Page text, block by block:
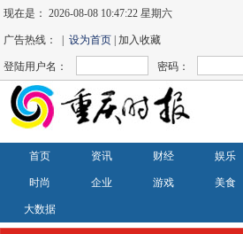
现在是：2026-08-08 10:47:23 星期六
广告热线： |设为首页 | 加入收藏
登陆用户名： 密码：
首页 资讯 财经 娱乐
时尚 企业 游戏 美食
大数据